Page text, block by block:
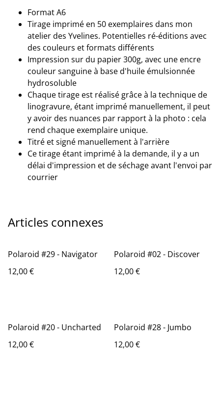
Format A6
Tirage imprimé en 50 exemplaires dans mon
atelier des Yvelines. Potentielles ré-éditions avec
des couleurs et formats différents
Impression sur du papier 300g, avec une encre
couleur sanguine à base d'huile émulsionnée
hydrosoluble
Chaque tirage est réalisé grâce à la technique de
linogravure, étant imprimé manuellement, il peut
y avoir des nuances par rapport à la photo : cela
rend chaque exemplaire unique.
Titré et signé manuellement à l'arrière
Ce tirage étant imprimé à la demande, il y a un
délai d'impression et de séchage avant l'envoi par
courrier
Articles connexes
Polaroid #29 - Navigator
12,00 €
Polaroid #02 - Discover
12,00 €
Polaroid #20 - Uncharted
12,00 €
Polaroid #28 - Jumbo
12,00 €